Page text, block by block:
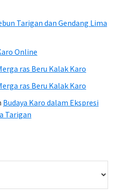
Tarigan dan Gendang Lima
Online
ras Beru Kalak Karo
ras Beru Kalak Karo
Budaya Karo dalam Ekspresi
Tarigan